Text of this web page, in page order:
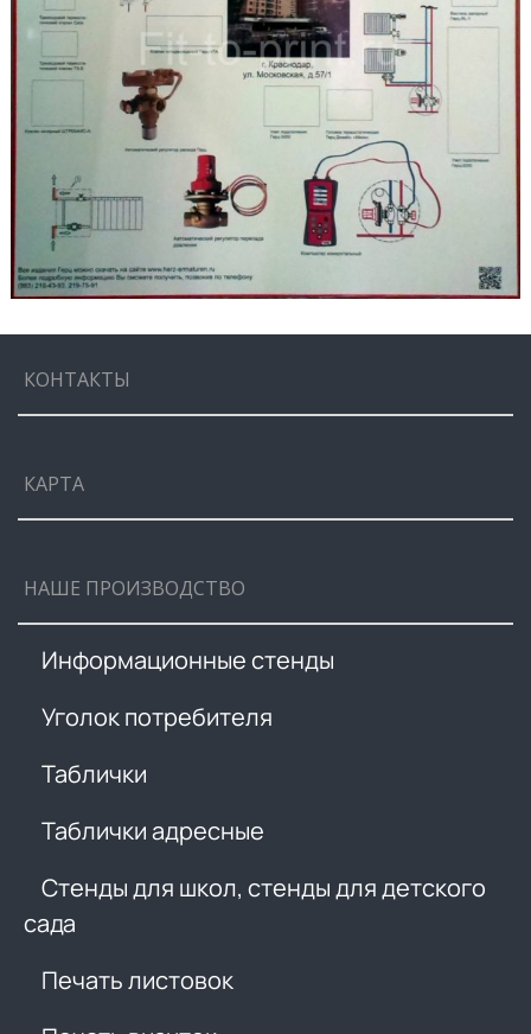
КОНТАКТЫ
КАРТА
НАШЕ ПРОИЗВОДСТВО
Информационные стенды
Уголок потребителя
Таблички
Таблички адресные
Стенды для школ, стенды для детского
сада
Печать листовок